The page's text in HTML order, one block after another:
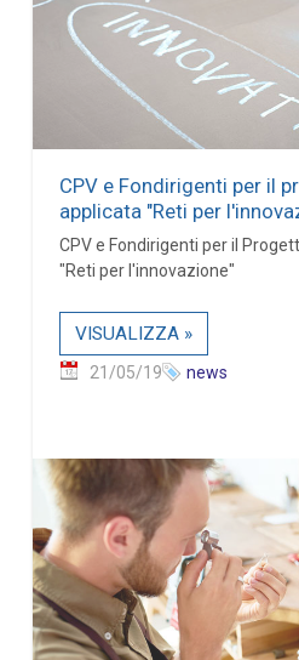
CPV e Fondirigenti per il
applicata "Reti per
CPV e Fondirigenti per il
"Reti per l'innovazione"
VISUALIZZA »
21/05/19 news